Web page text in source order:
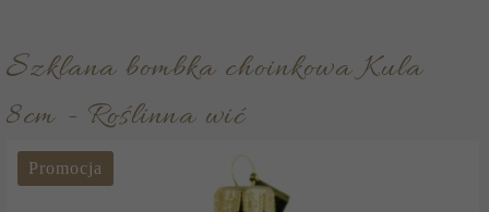
Szklana bombka choinkowa Kula
8cm - Roślinna wić
Promocja